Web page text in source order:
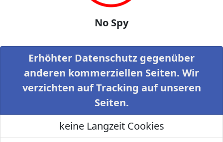
No Spy
Erhöhter Datenschutz gegenüber
anderen kommerziellen Seiten. Wir
verzichten auf Tracking auf unseren
Seiten.
keine Langzeit Cookies